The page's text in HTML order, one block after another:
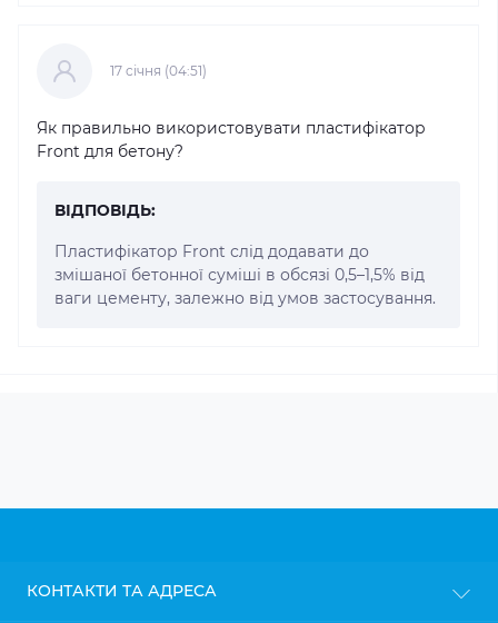
17 cічня (04:51)
Як правильно використовувати пластифікатор
Front для бетону?
ВІДПОВІДЬ:
Пластифікатор Front слід додавати до
змішаної бетонної суміші в обсязі 0,5–1,5% від
ваги цементу, залежно від умов застосування.
КОНТАКТИ ТА АДРЕСА